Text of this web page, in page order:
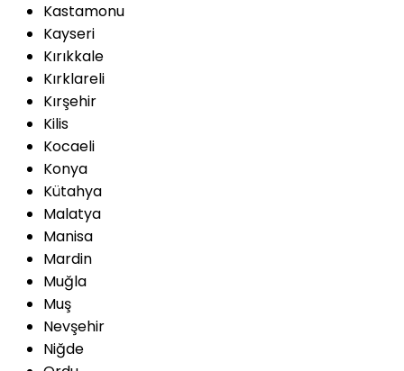
Kastamonu
Kayseri
Kırıkkale
Kırklareli
Kırşehir
Kilis
Kocaeli
Konya
Kütahya
Malatya
Manisa
Mardin
Muğla
Muş
Nevşehir
Niğde